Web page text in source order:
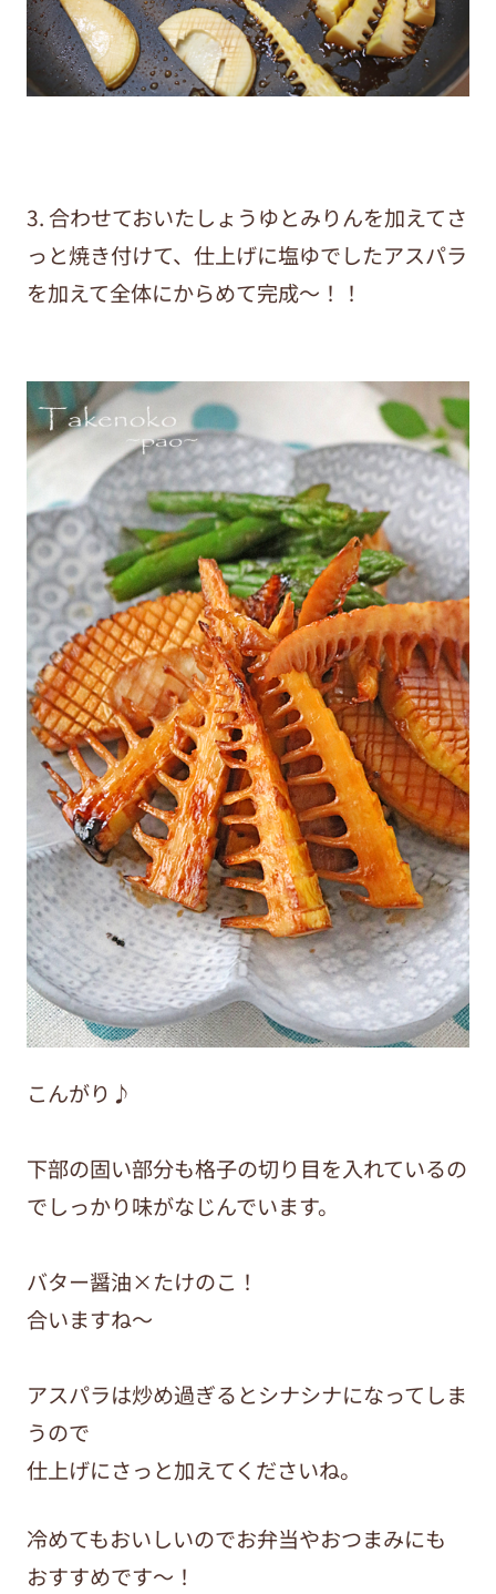
3. 合わせておいたしょうゆとみりんを加えてさ
っと焼き付けて、仕上げに塩ゆでしたアスパラ
を加えて全体にからめて完成～！！
こんがり♪
下部の固い部分も格子の切り目を入れているの
でしっかり味がなじんでいます。
バター醤油×たけのこ！
合いますね～
アスパラは炒め過ぎるとシナシナになってしま
うので
仕上げにさっと加えてくださいね。
冷めてもおいしいのでお弁当やおつまみにも
おすすめです～！